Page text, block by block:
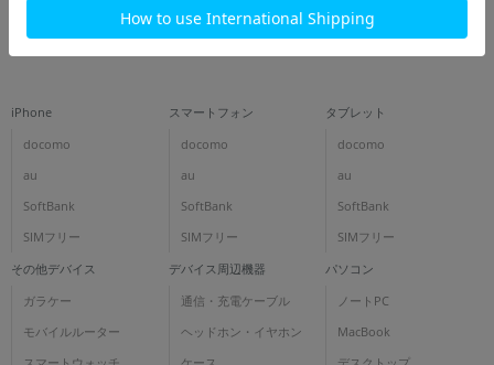
iPhone
docomo
au
SoftBank
SIMフリー
スマートフォン
docomo
au
SoftBank
SIMフリー
タブレット
docomo
au
SoftBank
SIMフリー
その他デバイス
ガラケー
モバイルルーター
デバイス周辺機器
通信・充電ケーブル
ヘッドホン・イヤホン
パソコン
ノートPC
MacBook
年 月 まで
ただし機能別のみ「and検索」となります。